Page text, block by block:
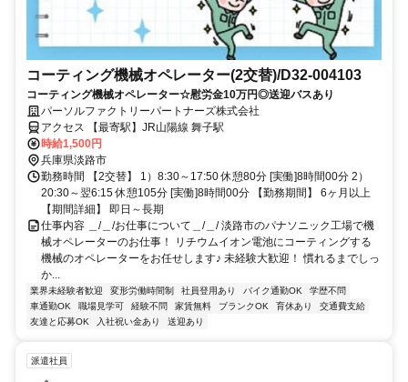
コーティング機械オペレーター(2交替)/D32-004103
コーティング機械オペレーター☆慰労金10万円◎送迎バスあり
パーソルファクトリーパートナーズ株式会社
アクセス 【最寄駅】JR山陽線 舞子駅
時給1,500円
兵庫県淡路市
勤務時間 【2交替】 1）8:30～17:50 休憩80分 [実働]8時間00分 2）
20:30～翌6:15 休憩105分 [実働]8時間00分 【勤務期間】 6ヶ月以上
【期間詳細】 即日～長期
仕事内容 ＿/＿/お仕事について＿/＿/ 淡路市のパナソニック工場で機
械オペレーターのお仕事！ リチウムイオン電池にコーティングする
機械のオペレーターをお任せします♪ 未経験大歓迎！ 慣れるまでしっ
か...
業界未経験者歓迎 変形労働時間制 社員登用あり バイク通勤OK
学歴不問
車通勤OK
職場見学可 経験不問 家賃無料 ブランクOK 育休あり
交通費支給
友達と応募OK
入社祝い金あり 送迎あり
派遣社員